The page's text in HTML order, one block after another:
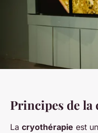
Principes de
La cryothérapie est